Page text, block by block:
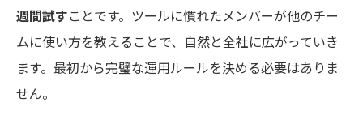
週間試すことです。ツールに慣れたメンバーが他のチー
ムに使い方を教えることで、自然と全社に広がっていき
ます。最初から完璧な運用ルールを決める必要はありま
せん。